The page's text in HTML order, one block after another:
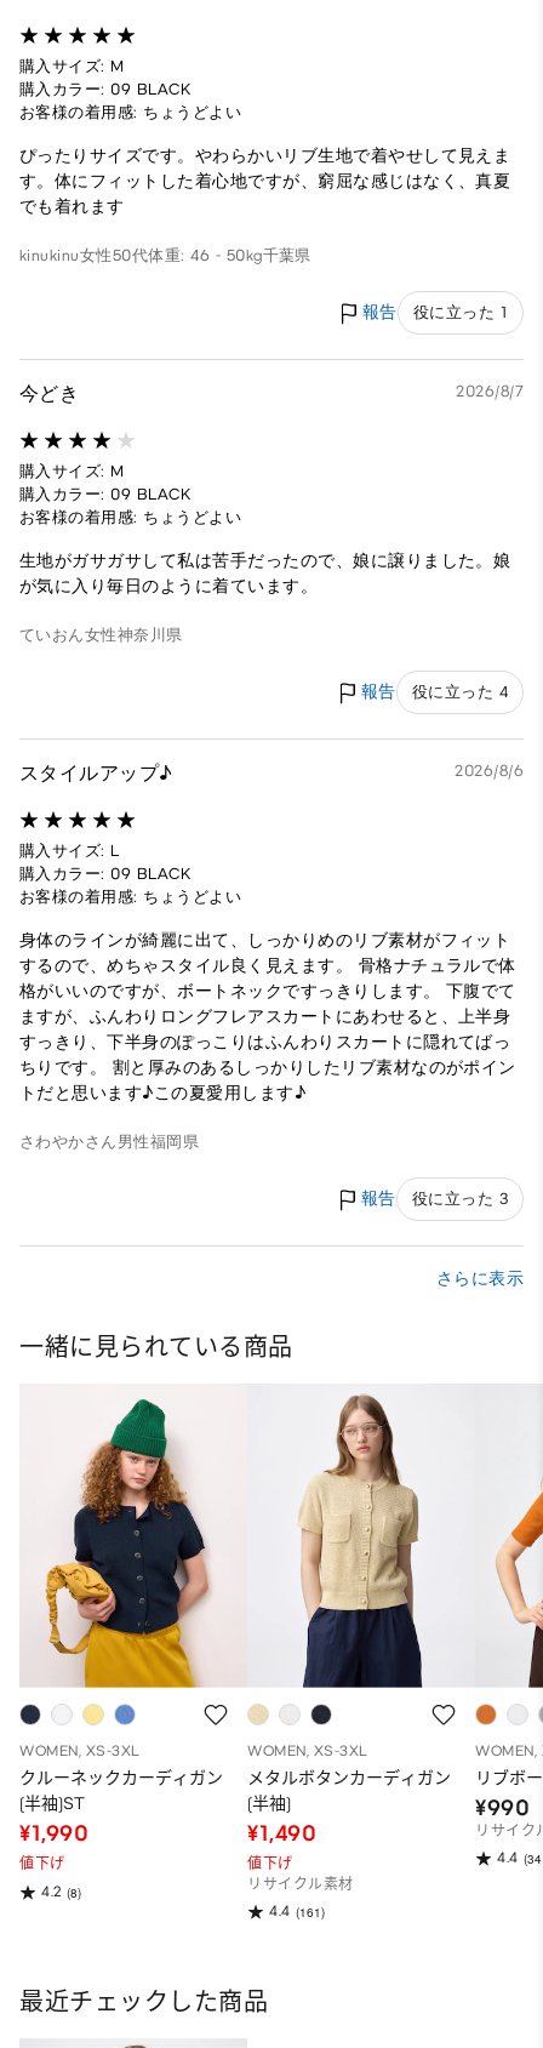
購入サイズ: M
購入カラー: 09 BLACK
お客様の着用感: ちょうどよい
ぴったりサイズです。やわらかいリブ生地で着やせして見えま
す。体にフィットした着心地ですが、窮屈な感じはなく、真夏
でも着れます
kinukinu女性50代体重: 46 - 50kg千葉県
報告 役に立った 1
今どき 2026/8/7
購入サイズ: M
購入カラー: 09 BLACK
お客様の着用感: ちょうどよい
生地がガサガサして私は苦手だったので、娘に譲りました。娘
が気に入り毎日のように着ています。
ていおん女性神奈川県
報告 役に立った 4
スタイルアップ♪ 2026/8/6
購入サイズ: L
購入カラー: 09 BLACK
お客様の着用感: ちょうどよい
身体のラインが綺麗に出て、しっかりめのリブ素材がフィット
するので、めちゃスタイル良く見えます。 骨格ナチュラルで体
格がいいのですが、ボートネックですっきりします。 下腹でて
ますが、ふんわりロングフレアスカートにあわせると、上半身
すっきり、下半身のぽっこりはふんわりスカートに隠れてばっ
ちりです。 割と厚みのあるしっかりしたリブ素材なのがポイン
トだと思います♪この夏愛用します♪
さわやかさん 男性福岡県
報告 役に立った 3
さらに表示
一緒に見られている商品
WOMEN, XS-3XL
クルーネックカーディガン
(半袖)ST
¥1,990
値下げ
4.2 (8)
WOMEN, XS-3XL
メタルボタンカーディガン
(半袖)
¥1,490
値下げ
リサイクル素材
4.4 (161)
WOMEN,
リブボ
¥990
リサイク
4.4
最近チェックした商品